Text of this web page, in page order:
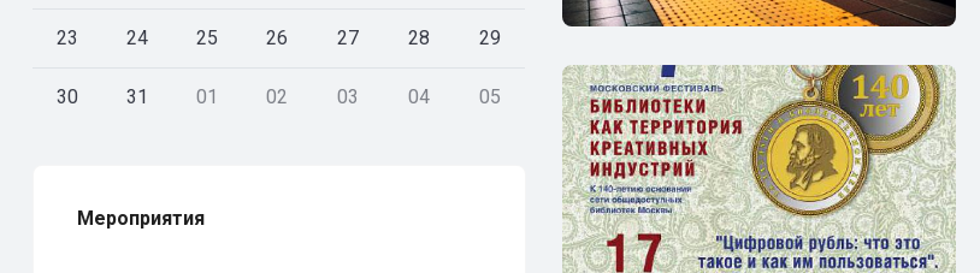
23 24 25 26 27 28 29
30 31 01 02 03 04 05
Мероприятия